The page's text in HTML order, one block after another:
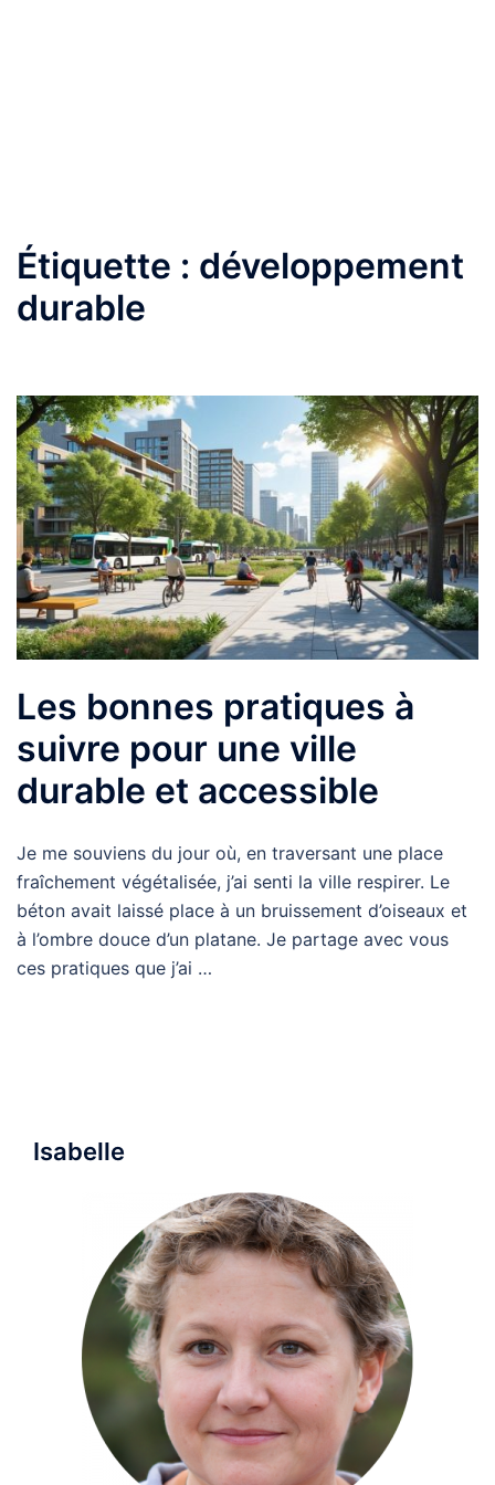
Étiquette : développement
durable
Les bonnes pratiques à
suivre pour une ville
durable et accessible
Je me souviens du jour où, en traversant une place
fraîchement végétalisée, j’ai senti la ville respirer. Le
béton avait laissé place à un bruissement d’oiseaux et
à l’ombre douce d’un platane. Je partage avec vous
ces pratiques que j’ai …
Isabelle